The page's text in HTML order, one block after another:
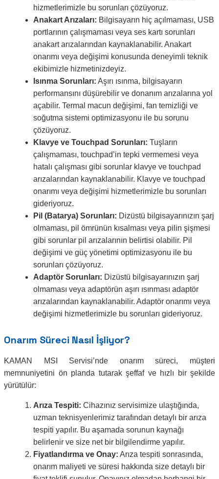
hizmetlerimizle bu sorunları çözüyoruz.
Anakart Arızaları: Bilgisayarın hiç açılmaması, USB
portlarının çalışmaması veya ses kartı sorunları
anakart arızalarından kaynaklanabilir. Anakart
onarımı veya değişimi konusunda deneyimli teknik
ekibimizle hizmetinizdeyiz.
Isınma Sorunları: Aşırı ısınma, bilgisayarın
performansını düşürebilir ve donanım arızalarına yol
açabilir. Termal macun değişimi, fan temizliği ve
soğutma sistemi optimizasyonu ile bu sorunu
çözüyoruz.
Klavye ve Touchpad Sorunları: Tuşların
çalışmaması, touchpad’in tepki vermemesi veya
hatalı çalışması gibi sorunlar klavye ve touchpad
arızalarından kaynaklanabilir. Klavye ve touchpad
onarımı veya değişimi hizmetlerimizle bu sorunları
gideriyoruz.
Pil (Batarya) Sorunları: Dizüstü bilgisayarınızın şarj
olmaması, pil ömrünün kısalması veya pilin şişmesi
gibi sorunlar pil arızalarının belirtisi olabilir. Pil
değişimi ve güç yönetimi optimizasyonu ile bu
sorunları çözüyoruz.
Adaptör Sorunları: Dizüstü bilgisayarınızın şarj
olmaması veya adaptörün aşırı ısınması adaptör
arızalarından kaynaklanabilir. Adaptör onarımı veya
değişimi hizmetlerimizle bu sorunları gideriyoruz.
Onarım Süreci Nasıl İşliyor?
KAMAN MSI Servisi’nde onarım süreci, müşteri
memnuniyetini ön planda tutarak şeffaf ve hızlı bir şekilde
yürütülür:
Arıza Tespiti: Cihazınız servisimize ulaştığında,
uzman teknisyenlerimiz tarafından detaylı bir arıza
tespiti yapılır. Bu aşamada sorunun kaynağı
belirlenir ve size net bir bilgilendirme yapılır.
Fiyatlandırma ve Onay: Arıza tespiti sonrasında,
onarım maliyeti ve süresi hakkında size detaylı bir